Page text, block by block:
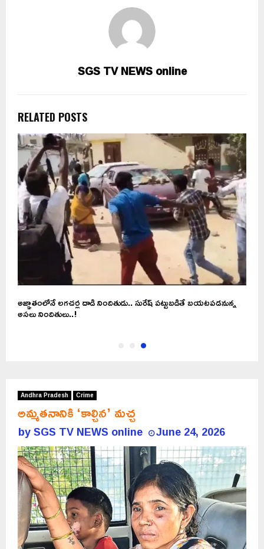
SGS TV NEWS online
RELATED POSTS
అజ్ఞాతంలోనే లగచర్ల దాడి నిందితుడు.. సురేష్ పట్టుబడితే బయటపడనున్న
అసలు నిందితులు..!
Andhra Pradesh Crime
అమ్మతనానికి ‘కాల్చిన’ మచ్చ
bySGS TV NEWS online June 24, 2026